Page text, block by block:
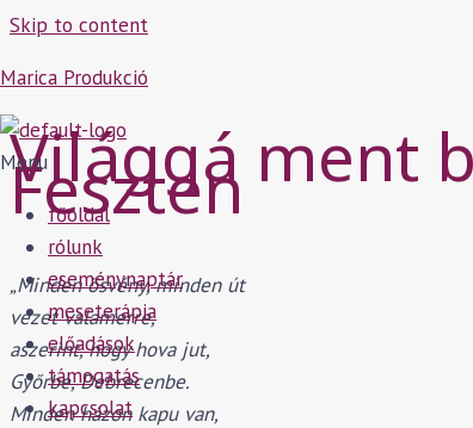
Skip to content
Marica Produkció
Menu
főoldal
rólunk
eseménynaptár
meseterápia
előadások
támogatás
kapcsolat
Világgá ment
Feszten
„Minden ösvény, minden út
vezet valamerre,
aszerint, hogy hova jut,
Győrbe, Debrecenbe.
Minden házon kapu van,